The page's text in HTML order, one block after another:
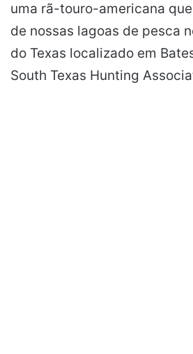
uma rã-touro-americana
de nossas lagoas de pesca
do Texas localizado em
South Texas Hunting